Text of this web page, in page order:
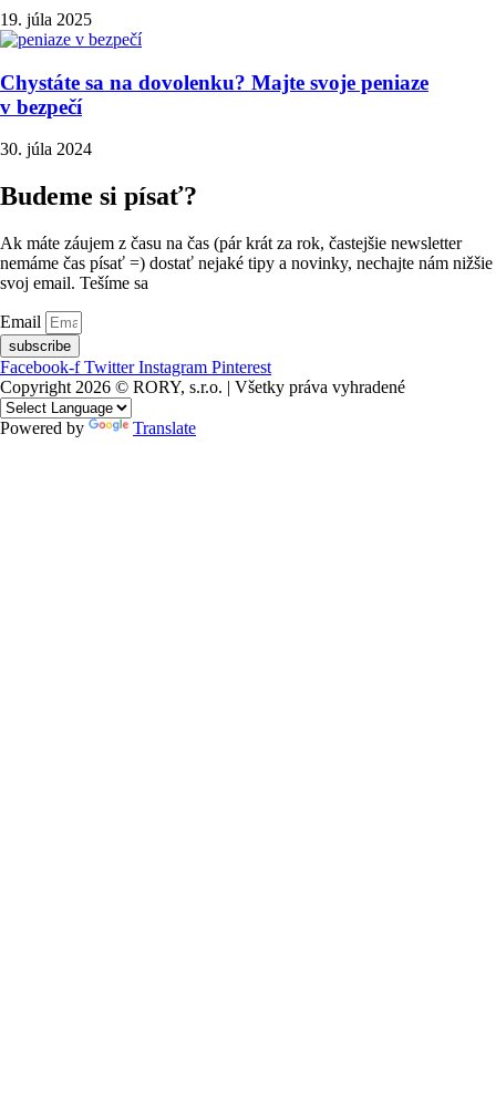
19. júla 2025
Chystáte sa na dovolenku? Majte svoje peniaze
v bezpečí
30. júla 2024
Budeme si písať?
Ak máte záujem z času na čas (pár krát za rok, častejšie newsletter
nemáme čas písať =) dostať nejaké tipy a novinky, nechajte nám nižšie
svoj email. Tešíme sa
Email
subscribe
Facebook-f Twitter Instagram Pinterest
Copyright 2026 © RORY, s.r.o. | Všetky práva vyhradené
Powered by Translate